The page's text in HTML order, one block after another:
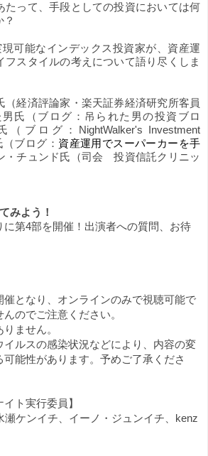
たって、手段としての投資においては何
可能なインデックス投資家が、資産運
フスタイルの考えについて語り尽くしま
（経済評論家・楽天証券経済研究所客員
氏（ブログ：吊られた男の投資ブロ
（ブログ：NightWalker's Investment
ブログ： 資産運用でスーパーカーを手
・チュンド氏（司会　投資信託クリニッ
みよう！
第4部を開催！出演者への質問、お待
となり、オンラインのみで視聴可能で
のでご注意ください。
ません。
ルスの感染状況などにより、内容の変
能性があります。予めご了承くださ
ト実行委員】
瀬ケンイチ、イーノ・ジュンイチ、kenz